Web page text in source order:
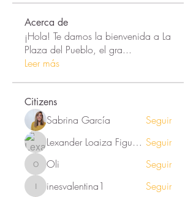
Acerca de
¡Hola! Te damos la bienvenida a La
Plaza del Pueblo, el gra...
Leer más
Citizens
Sabrina García
Seguir
Lexander Loaiza Figueroa Seguir
Oli Oli Seguir
inesvalentina1
inesvalentina1
Seguir